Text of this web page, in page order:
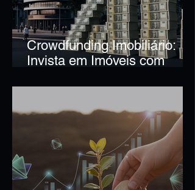
Crowdfunding Imobiliário:
Invista em Imóveis com